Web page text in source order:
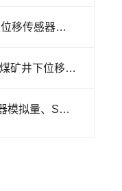
浙达精益AS水密型位移传感器，深水位移精
浙达精益GUC系列煤矿井下位移传感器：煤
磁致伸缩位移传感器模拟量、SSI、CAN